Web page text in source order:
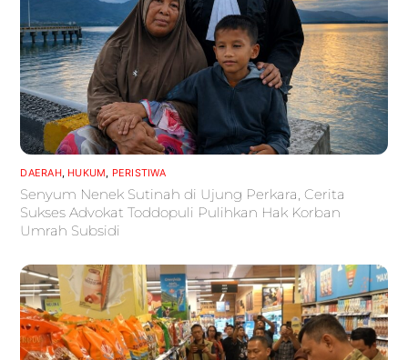
DAERAH, HUKUM PERISTIWA
Senyum Nenek Sutinah di Ujung Perkara, Cerita
Sukses Advokat Toddopuli Pulihkan Hak Korban
Umrah Subsidi